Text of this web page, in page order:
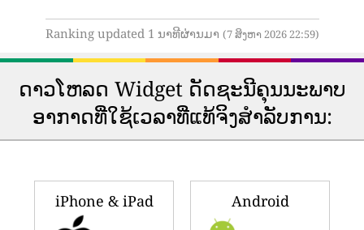
Ranking updated 1 ນາທີຜ່ານມາ (7 ສິງຫາ 2026 22:59)
ດາວ​ໂຫລດ Widget ດັດ​ຊະ​ນີ​ຄຸນ​ນະ​ພາບ​
ອາ​ກາດ​ທີ່​ໃຊ້​ເວ​ລາ​ທີ່​ແທ້​ຈິງ​ສໍາ​ລັບ​ການ​:
iPhone & iPad Android